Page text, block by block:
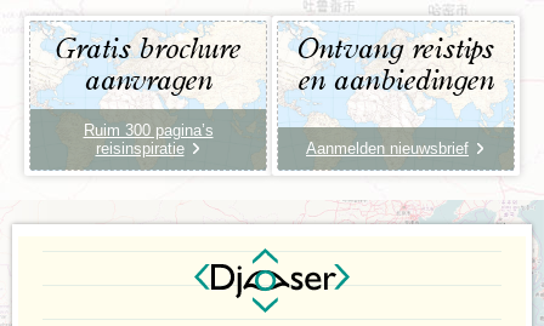
Gratis brochure
aanvragen
Ruim 300 pagina’s
reisinspiratie
Ontvang reistips
en aanbiedingen
Aanmelden nieuwsbrief